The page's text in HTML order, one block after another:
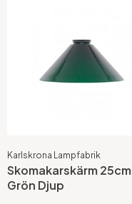
Karlskrona Lampfabrik
Skomakarskärm 25cm
Grön Djup